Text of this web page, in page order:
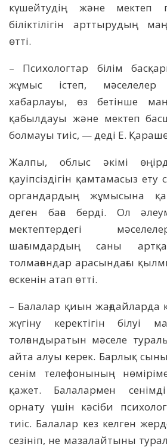
күшейтудің және мектеп
біліктілігін арттырудың
өтті.
– Психологтар білім
жұмыс істеп,
хабарлауы, өз бетінше
қабылдауы және мектеп
болмауы тиіс, — деді Е.
Жалпы, облыс әкімі
қауіпсіздігін қамтамасыз ету
органдардың жұмысына
деген баға берді. Ол
мектептердегі
шағымдардың саны
толмағандар арасындағы
өскенін атап өтті.
– Балалар қиын жағдайларда
жүгіну керектігін білуі
толғандыратын мәселе
айта алуы керек. Барлық
сенім телефонының
қажет. Балалармен
орнату үшін кәсіби
тиіс. Балалар кез келген
сезініп, не мазалайтыны